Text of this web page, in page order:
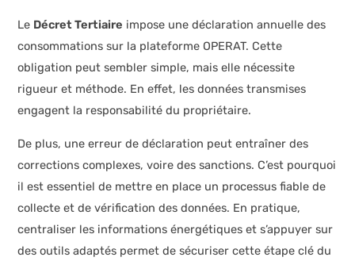
Le Décret Tertiaire impose une déclaration annuelle des
consommations sur la plateforme OPERAT. Cette
obligation peut sembler simple, mais elle nécessite
rigueur et méthode. En effet, les données transmises
engagent la responsabilité du propriétaire.
De plus, une erreur de déclaration peut entraîner des
corrections complexes, voire des sanctions. C’est pourquoi
il est essentiel de mettre en place un processus fiable de
collecte et de vérification des données. En pratique,
centraliser les informations énergétiques et s’appuyer sur
des outils adaptés permet de sécuriser cette étape clé du